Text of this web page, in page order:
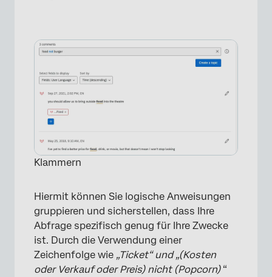
Klammern
Hiermit können Sie logische Anweisungen
gruppieren und sicherstellen, dass Ihre
Abfrage spezifisch genug für Ihre Zwecke
ist. Durch die Verwendung einer
Zeichenfolge wie „Ticket“ und „(Kosten
oder Verkauf oder Preis) nicht (Popcorn)“